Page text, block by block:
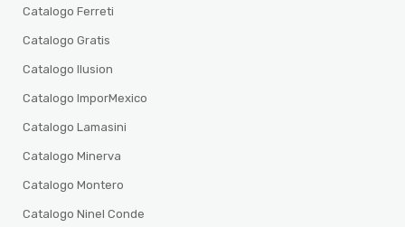
Catalogo Ferreti
Catalogo Gratis
Catalogo Ilusion
Catalogo ImporMexico
Catalogo Lamasini
Catalogo Minerva
Catalogo Montero
Catalogo Ninel Conde